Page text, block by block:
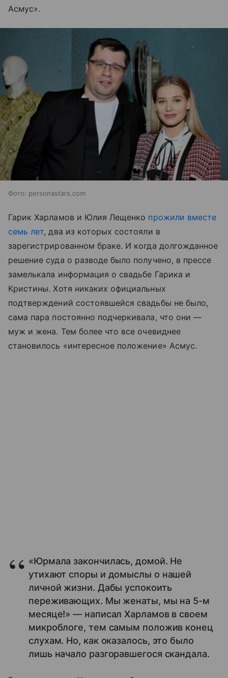
Асмус».
Фото: personastars.com
Гарик Харламов и Юлия Лещенко прожили вместе
семь лет, два из которых состояли в
зарегистрированном браке. И когда долгожданное
решение суда о разводе было получено, в прессе
замелькала информация о свадьбе Гарика и
Кристины. Хотя никаких официальных
подтверждений состоявшейся свадьбы не было,
сама пара постоянно подчеркивала, что они —
муж и жена. Тем более что все очевиднее
становилось «интересное положение» Асмус.
«Юрмала закончилась, домой. Не
утихают споры и домыслы о нашей
личной жизни. Дабы успокоить
переживающих. Мы женаты, мы на 5-м
месяце!» — написал Харламов в своем
микроблоге, тем самым положив конец
слухам. Но, как оказалось, это было
лишь начало разгоравшегося скандала.